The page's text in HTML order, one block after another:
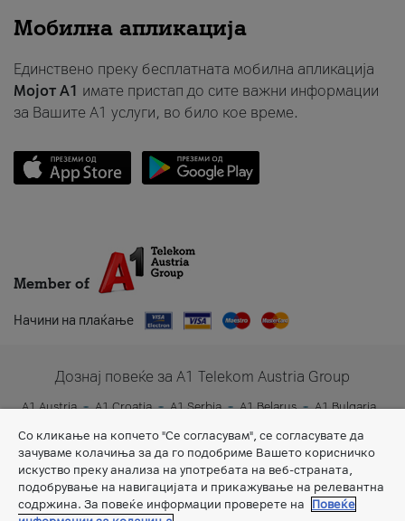
Мобилна апликација
Единствено преку бесплатната мобилна апликација
Мојот A1 имате пристап до сите важни информации
за Вашите A1 услуги, во било кое време.
Member of
Начини на плаќање
Дознај повеќе за A1 Telekom Austria Group
A1 Austria A1 Croatia A1 Serbia A1 Belarus
A1 Bulgaria
Со кликање на копчето "Се согласувам", се согласувате да
зачуваме колачиња за да го подобриме Вашето корисничко
искуство преку анализа на употребата на веб-страната,
подобрување на навигацијата и прикажување на релевантна
содржина. За повеќе информации проверете на
Повеќе